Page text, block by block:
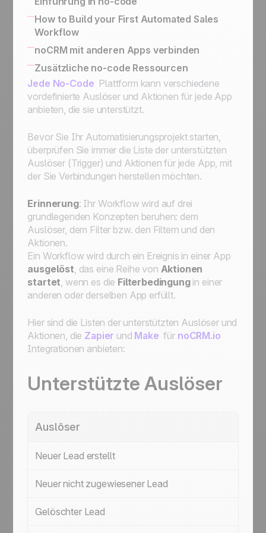
Sales Expert Directory
No-code apps
How to Build your First Automated Sales
Workflow
Automatisierung von Arbeitsabläufen und
Verbesserung der Statistiken mit The Butler
Verbinden Sie noCRM mit Zapier und Make
Wie man eine vollständige E-Mail-
Automatisierungsmaschine mit Zapier erstellt
Einem Lead zuweisen, eine E-Mail senden,
für Nachverfolgungen auf StandBy setzen."
Zuweisung eines eingehenden Leads, der
eine bestimmte Bedingung erfüllt, an einen
Vertriebsmitarbeiter
einen Vertriebsmitarbeiter Ihrer Wahl
Erste Schritte zur Automatisierung:
Automatisierung von Arbeitsabläufen für
optimierte Prozesse
noCRM mit anderen Apps verbinden
Wie Sie noCRM mit Ihrem eigenen
Informationssystem verbinden
noCRM mit anderen Apps verbinden
Zusätzliche no-code Ressourcen
Jede No-Code Plattform kann verschiedene
vordefinierte Auslöser und Aktionen für jede App
anbieten, die sie unterstützt.
Bevor Sie Ihr Automatisierungsprojekt starten,
überprüfen Sie immer die Liste der unterstützten
Auslöser (Trigger) und Aktionen für jede App, mit
der Sie Verbindungen herstellen möchten.
Erinnerung: Ihr Workflow wird auf drei
grundlegenden Konzepten beruhen: dem
Auslöser, dem Filter bzw. den Filtern und den
Aktionen.
Ein Workflow wird durch ein Ereignis in einer App
ausgelöst, das eine Reihe von Aktionen
startet, wenn es die Filterbedingungin einer
anderen oder derselben App erfüllt.
Hier sind die Listen der unterstützten Auslöser und
Aktionen, die Zapier und Make für noCRM.io
Integrationen anbieten:
Unterstützte Auslöser
Auslöser
Neuer Lead erstellt
Neuer nicht zugewiesener Lead
Gelöschter Lead